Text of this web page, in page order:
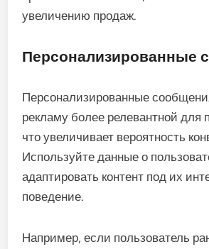
увеличению продаж.
Персонализированные
Персонализированные
рекламу более релевантной для
что увеличивает вероятность
Используйте данные о
адаптировать контент под их
поведение.
Например, если пользователь